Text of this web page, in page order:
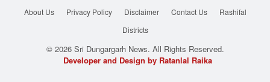
About Us Privacy Policy Disclaimer Contact Us
Rashifal
Districts
© 2026 Sri Dungargarh News. All Rights Reserved.
Developer and Design by Ratanlal Raika